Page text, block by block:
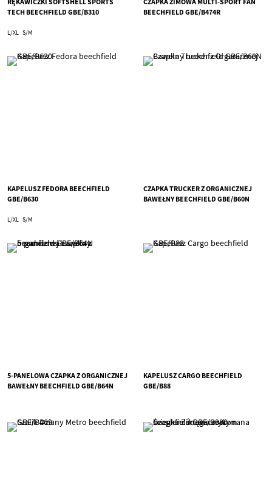
TECH BEECHFIELD GBE/B310
L/XL S/M
BEECHFIELD GBE/B474R
KAPELUSZ FEDORA BEECHFIELD
GBE/B630
L/XL S/M
CZAPKA TRUCKER Z ORGANICZNEJ
BAWEŁNY BEECHFIELD GBE/B60N
5-PANELOWA CZAPKA Z ORGANICZNEJ
BAWEŁNY BEECHFIELD GBE/B64N
KAPELUSZ CARGO BEECHFIELD
GBE/B88